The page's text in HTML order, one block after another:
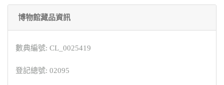
博物館藏品資訊
數典編號: CL_0025419
登記總號: 02095